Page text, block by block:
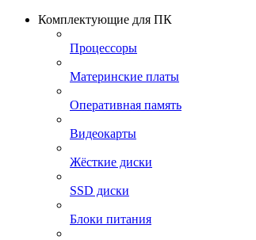
Комплектующие для ПК
Процессоры
Материнские платы
Оперативная память
Видеокарты
Жёсткие диски
SSD диски
Блоки питания